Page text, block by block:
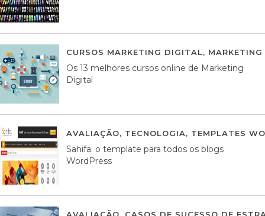
CURSOS MARKETING DIGITAL,
Os 13 melhores cursos online de Marketing
Digital
AVALIAÇÃO, TECNOLOGIA, TEMPLATES
Sahifa: o template para todos os blogs
WordPress
AVALIAÇÃO, CASOS DE SUCESSO DE